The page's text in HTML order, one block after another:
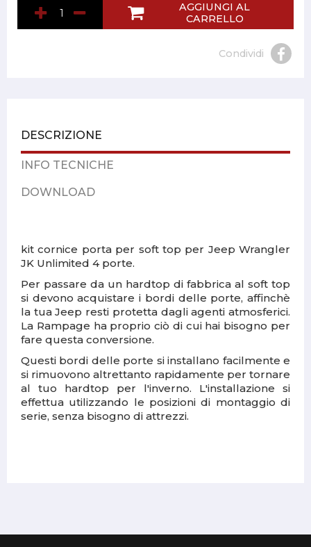
AGGIUNGI AL
CARRELLO
Condividi
DESCRIZIONE
INFO TECNICHE
DOWNLOAD
kit cornice porta per soft top per Jeep Wrangler
JK Unlimited 4 porte.
Per passare da un hardtop di fabbrica al soft top
si devono acquistare i bordi delle porte, affinchè
la tua Jeep resti protetta dagli agenti atmosferici.
La Rampage ha proprio ciò di cui hai bisogno per
fare questa conversione.
Questi bordi delle porte si installano facilmente e
si rimuovono altrettanto rapidamente per tornare
al tuo hardtop per l'inverno. L'installazione si
effettua utilizzando le posizioni di montaggio di
serie, senza bisogno di attrezzi.